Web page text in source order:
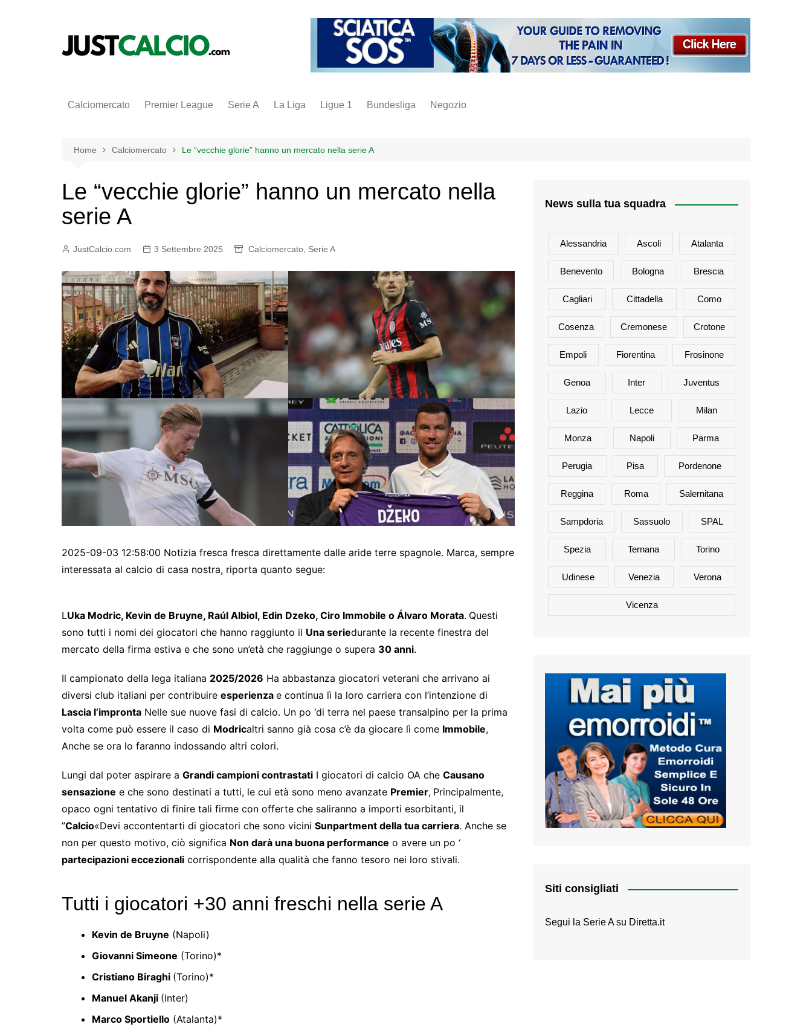
Calciomercato Premier League Serie A La Liga Ligue 1 Bundesliga Negozio
napoli
Home Calciomercato Le “vecchie glorie” hanno un mercato nella serie A
Le “vecchie glorie” hanno un mercato nella
serie A
JustCalcio.com 3 Settembre 2025 Calciomercato Serie A
2025-09-03 12:58:00 Notizia fresca fresca direttamente dalle aride terre spagnole. Marca, sempre
interessata al calcio di casa nostra, riporta quanto segue:
LUka Modric, Kevin de Bruyne, Raúl Albiol, Edin Dzeko, Ciro Immobile o Álvaro Morata. Questi
sono tutti i nomi dei giocatori che hanno raggiunto il Una seriedurante la recente finestra del
mercato della firma estiva e che sono un’età che raggiunge o supera 30 anni.
Il campionato della lega italiana 2025/2026 Ha abbastanza giocatori veterani che arrivano ai
diversi club italiani per contribuire esperienza e continua lì la loro carriera con l’intenzione di
Lascia l’impronta Nelle sue nuove fasi di calcio. Un po ‘di terra nel paese transalpino per la prima
volta come può essere il caso di Modricaltri sanno già cosa c’è da giocare lì come Immobile,
Anche se ora lo faranno indossando altri colori.
Lungi dal poter aspirare a Grandi campioni contrastati I giocatori di calcio OA che Causano
sensazione e che sono destinati a tutti, le cui età sono meno avanzate Premier, Principalmente,
opaco ogni tentativo di finire tali firme con offerte che saliranno a importi esorbitanti, il
”Calcio«Devi accontentarti di giocatori che sono vicini Sunpartment della tua carriera. Anche se
non per questo motivo, ciò significa Non darà una buona performance o avere un po ‘
partecipazioni eccezionali corrispondente alla qualità che fanno tesoro nei loro stivali.
Tutti i giocatori +30 anni freschi nella serie A
Kevin de Bruyne (Napoli)
Giovanni Simeone (Torino)*
Cristiano Biraghi (Torino)*
Manuel Akanji (Inter)
Marco Sportiello (Atalanta)*
News sulla tua squadra
Alessandria Ascoli Atalanta
Benevento Bologna Brescia
Cagliari Cittadella Como
Cosenza Cremonese Crotone
Empoli Fiorentina Frosinone
Genoa Inter Juventus
Lazio Lecce Milan
Monza Napoli Parma
Perugia Pisa Pordenone
Reggina Roma Salernitana
Sampdoria Sassuolo SPAL
Spezia Ternana Torino
Udinese Venezia Verona
Vicenza
Siti consigliati
Segui la Serie A su Diretta.it